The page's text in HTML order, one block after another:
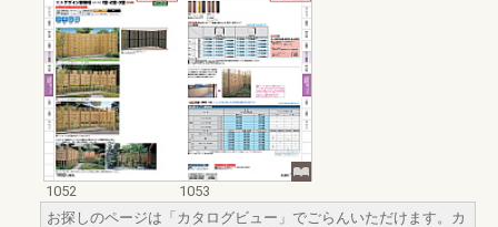
1052
1053
お探しのページは「カタログビュー」でごらんいただけます。カ